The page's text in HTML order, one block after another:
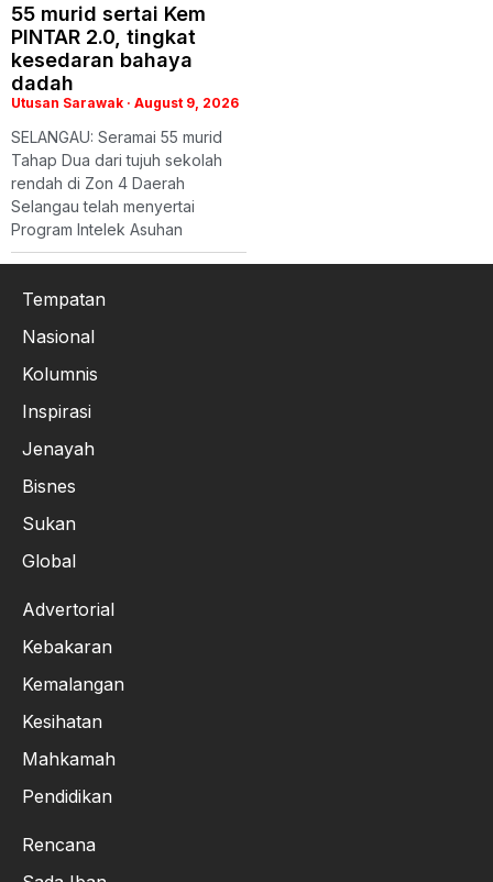
55 murid sertai Kem
PINTAR 2.0, tingkat
kesedaran bahaya
dadah
Utusan Sarawak August 9, 2026
SELANGAU: Seramai 55 murid
Tahap Dua dari tujuh sekolah
rendah di Zon 4 Daerah
Selangau telah menyertai
Program Intelek Asuhan
Tempatan
Nasional
Kolumnis
Inspirasi
Jenayah
Bisnes
Sukan
Global
Advertorial
Kebakaran
Kemalangan
Kesihatan
Mahkamah
Pendidikan
Rencana